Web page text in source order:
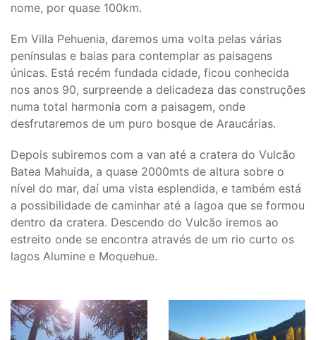
nome, por quase 100km.
Em Villa Pehuenia, daremos uma volta pelas várias
penínsulas e baias para contemplar as paisagens
únicas. Está recém fundada cidade, ficou conhecida
nos anos 90, surpreende a delicadeza das construções
numa total harmonia com a paisagem, onde
desfrutaremos de um puro bosque de Araucárias.
Depois subiremos com a van até a cratera do Vulcão
Batea Mahuida, a quase 2000mts de altura sobre o
nível do mar, daí uma vista esplendida, e também está
a possibilidade de caminhar até a lagoa que se formou
dentro da cratera. Descendo do Vulcão iremos ao
estreito onde se encontra através de um rio curto os
lagos Alumine e Moquehue.